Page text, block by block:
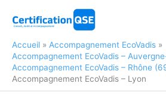
Accueil
Accompagnement EcoVadis
Accompagnement EcoVadis –
Accompagnement EcoVadis – Rhône
Accompagnement EcoVadis – Lyon